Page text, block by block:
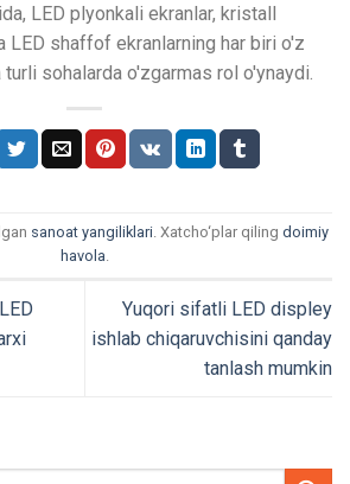
LED plyonkali ekranlar, kristall
LED shaffof ekranlarning har biri o'z
sohalarda o'zgarmas rol o'ynaydi.
sanoat yangiliklari. Xatcho‘plar qiling doimiy
havola.
Yuqori sifatli LED displey
ishlab chiqaruvchisini qanday
tanlash mumkin